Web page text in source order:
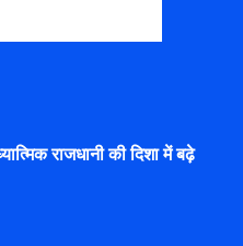
राजधानी की दिशा में बढ़े